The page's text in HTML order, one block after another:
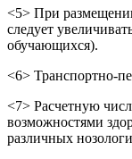
<5> При
следует
обучающихся).
<6> Транспортно-
<7> Расчетную
возможностями
различных